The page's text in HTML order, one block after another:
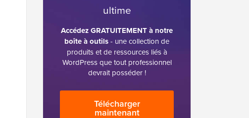
ultime
Accédez GRATUITEMENT à notre
boîte à outils- une collection de
produits et de ressources liés à
WordPress que tout professionnel
devrait posséder !
Télécharger
maintenant